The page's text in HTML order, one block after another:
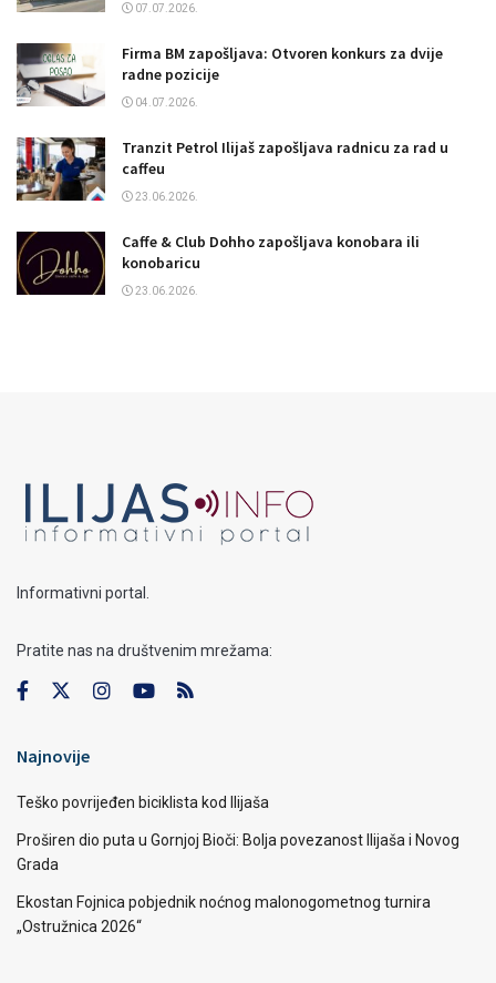
07.07.2026.
Firma BM zapošljava: Otvoren konkurs za dvije
radne pozicije
04.07.2026.
Tranzit Petrol Ilijaš zapošljava radnicu za rad u
caffeu
23.06.2026.
Caffe & Club Dohho zapošljava konobara ili
konobaricu
23.06.2026.
Informativni portal.
Pratite nas na društvenim mrežama:
Najnovije
Teško povrijeđen biciklista kod Ilijaša
Proširen dio puta u Gornjoj Bioči: Bolja povezanost Ilijaša i Novog
Grada
Ekostan Fojnica pobjednik noćnog malonogometnog turnira
„Ostružnica 2026“